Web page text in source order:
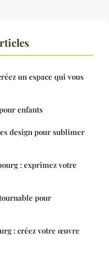
un espace qui vous
enfants
design pour sublimer
: exprimez votre
pour
: créez votre œuvre